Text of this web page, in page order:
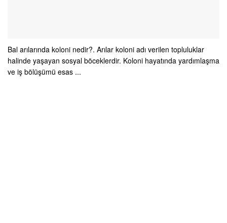
Bal arılarında koloni nedir?. Arılar koloni adı verilen topluluklar
halinde yaşayan sosyal böceklerdir. Koloni hayatında yardımlaşma
ve iş bölüşümü esas ...